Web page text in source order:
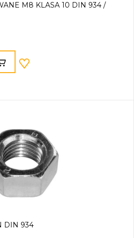
M8 KLASA 10 DIN 934 /
DIN 934